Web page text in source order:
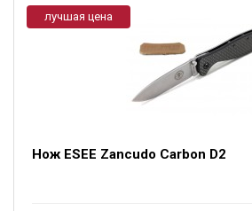
лучшая цена
Нож ESEE Zancudo Carbon D2